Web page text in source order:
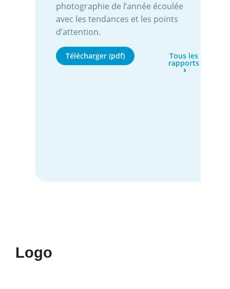
photographie de l’année écoulée
avec les tendances et les points
d’attention.
Télécharger (pdf) Tous les
rapports
Logo